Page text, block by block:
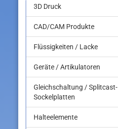
3D Druck
CAD/CAM Produkte
Flüssigkeiten / Lacke
Geräte / Artikulatoren
Gleichschaltung / Splitcast-
Sockelplatten
Halteelemente